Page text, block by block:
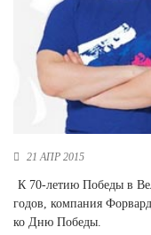
Нижегородская область (1)
Новосибирская область (3)
Омская область (5)
Республика Башкортостан (3)
Республика Татарстан (2)
Самарская область (1)
Санкт-Петербург и ЛО (3)
21 АПР 2015
К 70-летию Победы в
годов, компания
ко Дню Победы.